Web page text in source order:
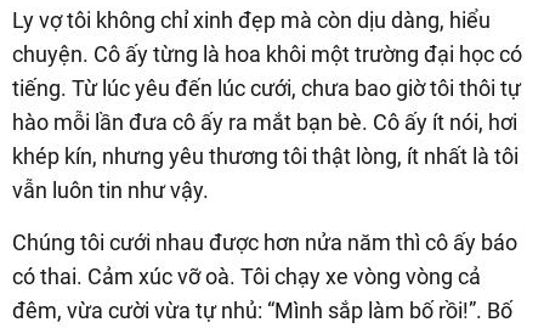
Ly vợ tôi không chỉ xinh đẹp mà còn dịu dàng, hiểu
chuyện. Cô ấy từng là hoa khôi một trường đại học có
tiếng. Từ lúc yêu đến lúc cưới, chưa bao giờ tôi thôi tự
hào mỗi lần đưa cô ấy ra mắt bạn bè. Cô ấy ít nói, hơi
khép kín, nhưng yêu thương tôi thật lòng, ít nhất là tôi
vẫn luôn tin như vậy.
Chúng tôi cưới nhau được hơn nửa năm thì cô ấy báo
có thai. Cảm xúc vỡ oà. Tôi chạy xe vòng vòng cả
đêm, vừa cười vừa tự nhủ: “Mình sắp làm bố rồi!”. Bố